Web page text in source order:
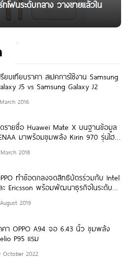
โฟนระดับกลาง วางขายแล้วใน
รียบเทียบราคา สเปคการใช้งาน Samsung
J5 vs Samsung Galaxy J2
2016
รายชื่อ Huawei Mate X บนฐานข้อมูล
มาพร้อมขุมพลัง Kirin 970 รุ่นไฮ
2018
ทำข้อตกลงจดสิทธิบัตรร่วมกับ Intel
ะ Ericsson พร้อมพัฒนาธุรกิจในระดับ
2019
คา OPPO A94 จอ 6.43 นิ้ว ขุมพลัง
P95 แรม
October 2022